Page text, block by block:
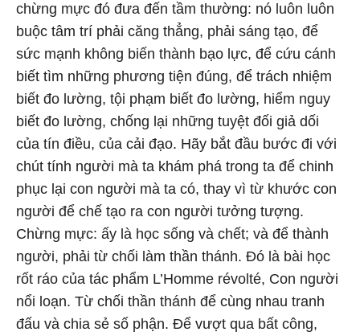
chừng mực đó đưa đến tầm thường: nó luôn luôn
buộc tâm trí phải căng thẳng, phải sáng tạo, để
sức mạnh không biến thành bạo lực, để cứu cánh
biết tìm những phương tiện đúng, để trách nhiệm
biết đo lường, tội phạm biết đo lường, hiểm nguy
biết đo lường, chống lại những tuyệt đối giả dối
của tín điều, của cải đạo. Hãy bắt đầu bước đi với
chút tính người mà ta khám phá trong ta để chinh
phục lại con người mà ta có, thay vì từ khước con
người để chế tạo ra con người tưởng tượng.
Chừng mực: ấy là học sống và chết; và để thành
người, phải từ chối làm thần thánh. Đó là bài học
rốt ráo của tác phẩm L’Homme révolté, Con người
nổi loạn. Từ chối thần thánh để cùng nhau tranh
đấu và chia sẻ số phận. Để vượt qua bất công,